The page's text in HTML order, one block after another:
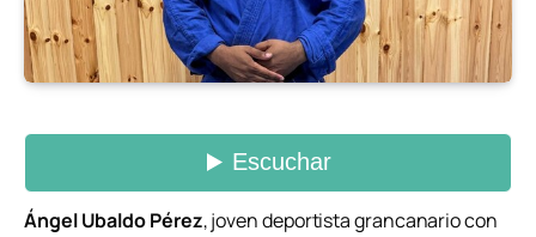
Ángel Ubaldo Pérez, joven deportista grancanario con